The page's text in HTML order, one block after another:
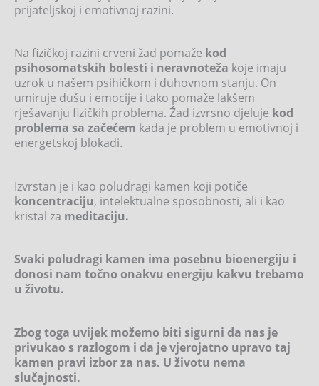
prijateljskoj i emotivnoj razini.
Na fizičkoj razini crveni žad pomaže kod
psihosomatskih bolesti i neravnoteža koje imaju
uzrok u našem psihičkom i duhovnom stanju. On
umiruje dušu i emocije i tako pomaže lakšem
rješavanju fizičkih problema. Žad izvrsno djeluje kod
problema sa začećem kada je problem u emotivnoj i
energetskoj blokadi.
Izvrstan je i kao poludragi kamen koji potiče
koncentraciju, intelektualne sposobnosti, ali i kao
kristal za meditaciju.
Svaki poludragi kamen ima posebnu bioenergiju i
donosi nam točno onakvu energiju kakvu trebamo
u životu.
Zbog toga uvijek možemo biti sigurni da nas je
privukao s razlogom i da je vjerojatno upravo taj
kamen pravi izbor za nas. U životu nema
slučajnosti.